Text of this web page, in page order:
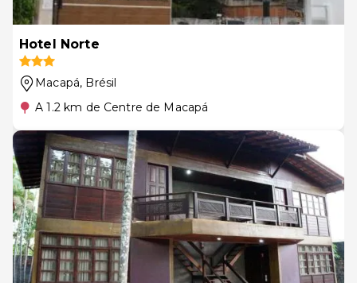
Hotel Norte
Macapá, Brésil
A 1.2 km de Centre de Macapá